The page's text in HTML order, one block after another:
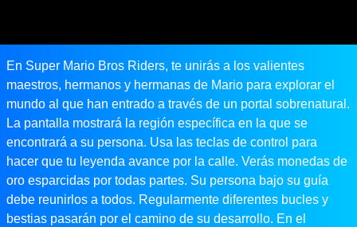
En Super Mario Bros Riders, te unirás a los valientes
maestros, hermanos y hermanas de Mario para explorar el
mundo al que han entrado a través de un portal sobrenatural.
La pantalla mostrará la región específica en la que se
encontrará a su persona. Usa las teclas de control para
hacer que tu leyenda avance por la calle. Verás monedas de
oro esparcidas por todas partes. Su persona bajo su guía
debe reunirlos a todos. Regularmente diferentes bucles y
bestias pasarán por el camino de su desarrollo. En el